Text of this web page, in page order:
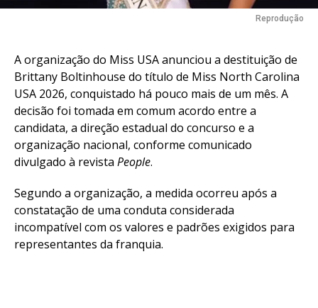
Reprodução
A organização do Miss USA anunciou a destituição de
Brittany Boltinhouse do título de Miss North Carolina
USA 2026, conquistado há pouco mais de um mês. A
decisão foi tomada em comum acordo entre a
candidata, a direção estadual do concurso e a
organização nacional, conforme comunicado
divulgado à revista People.
Segundo a organização, a medida ocorreu após a
constatação de uma conduta considerada
incompatível com os valores e padrões exigidos para
representantes da franquia.
Pinterest